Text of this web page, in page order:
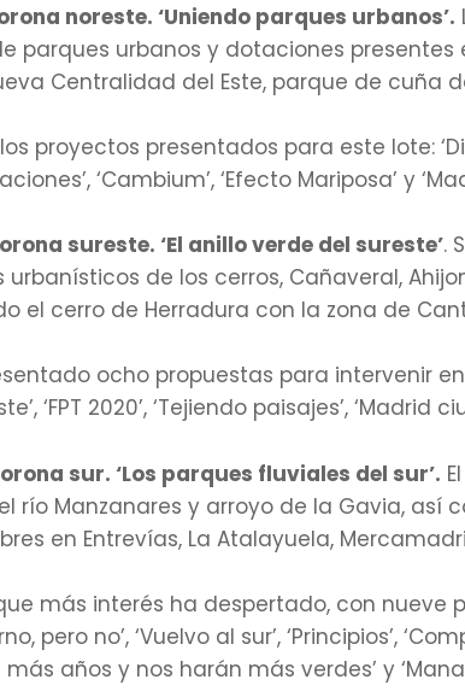
noreste. ‘Uniendo parques urbanos’.
parques urbanos y dotaciones
Centralidad del Este, parque de cuña
proyectos presentados para este lote:
‘Cambium’, ‘Efecto Mariposa’ y
sureste. ‘El anillo verde del sureste’.
urbanísticos de los cerros, Cañaveral,
el cerro de Herradura con la zona de
ocho propuestas para intervenir en
‘FPT 2020’, ‘Tejiendo paisajes’, ‘Madrid
sur. ‘Los parques fluviales del sur’.
río Manzanares y arroyo de la Gavia,
en Entrevías, La Atalayuela,
más interés ha despertado, con nueve
pero no’, ‘Vuelvo al sur’, ‘Principios’,
más años y nos harán más verdes’ y